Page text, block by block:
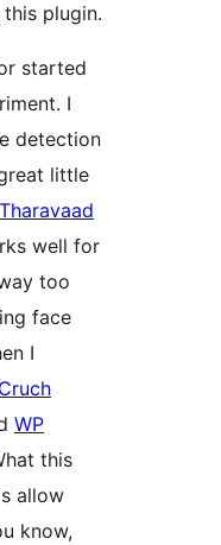
plugin.
started
I
detection
little
well for
too
face
I
WP
this
allow
know,